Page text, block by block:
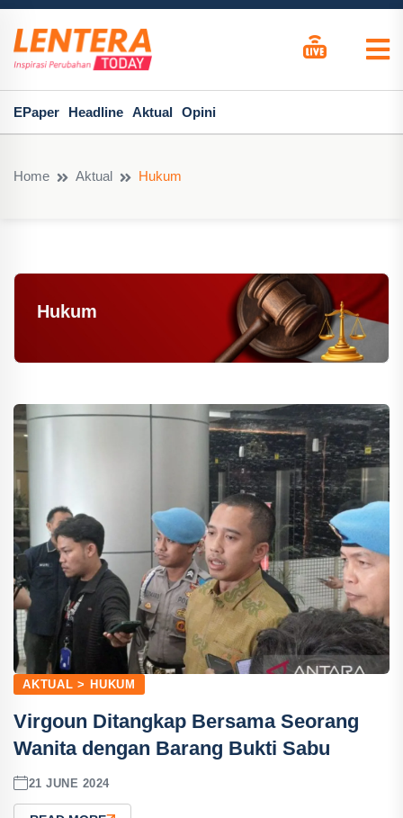
EPaper Headline Aktual Opini
Home Aktual Hukum
Hukum
AKTUAL > HUKUM
Virgoun Ditangkap Bersama Seorang
Wanita dengan Barang Bukti Sabu
21 JUNE 2024